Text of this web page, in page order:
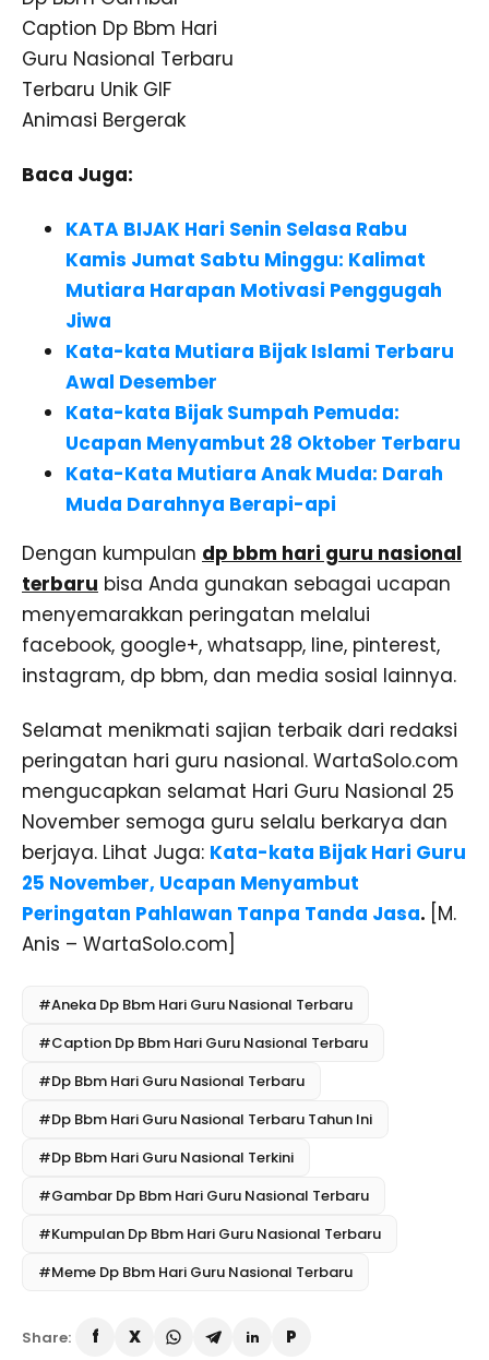
Baca Juga:
KATA BIJAK Hari Senin Selasa Rabu
Kamis Jumat Sabtu Minggu: Kalimat
Mutiara Harapan Motivasi Penggugah
Jiwa
Kata-kata Mutiara Bijak Islami Terbaru
Awal Desember
Kata-kata Bijak Sumpah Pemuda:
Ucapan Menyambut 28 Oktober Terbaru
Kata-Kata Mutiara Anak Muda: Darah
Muda Darahnya Berapi-api
Dengan kumpulan dp bbm hari guru nasional
terbaru bisa Anda gunakan sebagai ucapan
menyemarakkan peringatan melalui
facebook, google+, whatsapp, line, pinterest,
instagram, dp bbm, dan media sosial lainnya.
Selamat menikmati sajian terbaik dari redaksi
peringatan hari guru nasional. WartaSolo.com
mengucapkan selamat Hari Guru Nasional 25
November semoga guru selalu berkarya dan
berjaya. Lihat Juga: Kata-kata Bijak Hari Guru
25 November, Ucapan Menyambut
Peringatan Pahlawan Tanpa Tanda Jasa. [M.
Anis – WartaSolo.com]
#Aneka Dp Bbm Hari Guru Nasional Terbaru
#Caption Dp Bbm Hari Guru Nasional Terbaru
#Dp Bbm Hari Guru Nasional Terbaru
#Dp Bbm Hari Guru Nasional Terbaru Tahun Ini
#Dp Bbm Hari Guru Nasional Terkini
#Gambar Dp Bbm Hari Guru Nasional Terbaru
#Kumpulan Dp Bbm Hari Guru Nasional Terbaru
#Meme Dp Bbm Hari Guru Nasional Terbaru
Share: